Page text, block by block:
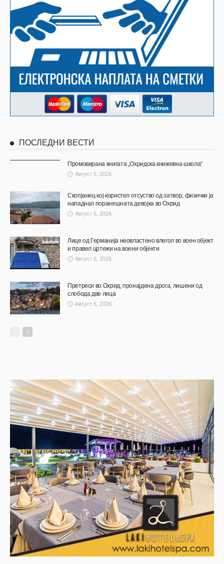
ПОСЛЕДНИ ВЕСТИ
Промовирана книгата „Охридска книжевна школа“
Август 6, 2026
Скопјанец кој користел отсуство од затвор, физички ја
нападнал поранешната девојка во Охрид
Август 6, 2026
Лице од Германија неовластено влегол во воен објект
и правел цртежи на воени објекти
Август 6, 2026
Претреси во Охрид, пронајдена дрога, лишени од
слобода две лица
Август 6, 2026